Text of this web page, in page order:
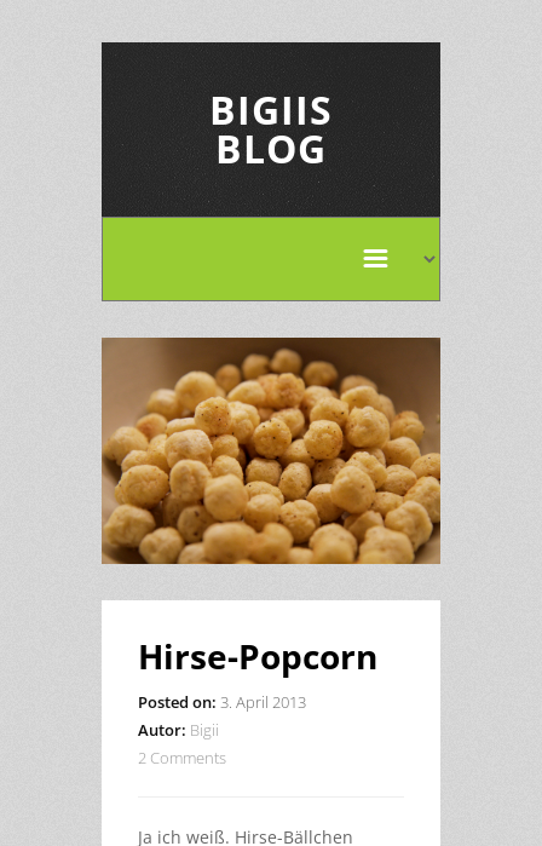
BIGIIS
BLOG
Hirse-Popcorn
Posted on: 3. April 2013
Autor: Bigii
2 Comments
Ja ich weiß. Hirse-Bällchen